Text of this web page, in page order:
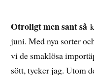
2017
Otroligt men sant så
juni. Med nya sorter
vi de smaklösa
sött, tycker jag. Utom